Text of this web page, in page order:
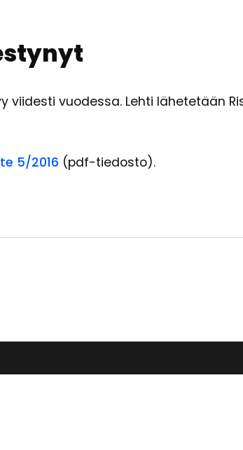
viidesti vuodessa. Lehti lähetetään
5/2016 (pdf-tiedosto).